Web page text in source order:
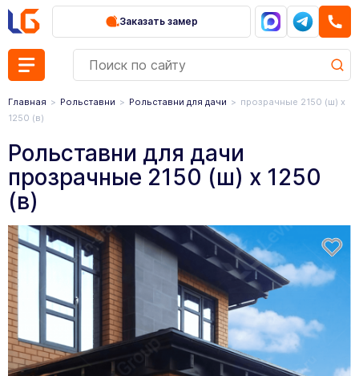
Заказать замер
Главная Рольставни Рольставни для дачи
прозрачные 2150 (ш) х
1250 (в)
Рольставни для дачи
прозрачные 2150 (ш) х 1250
(в)